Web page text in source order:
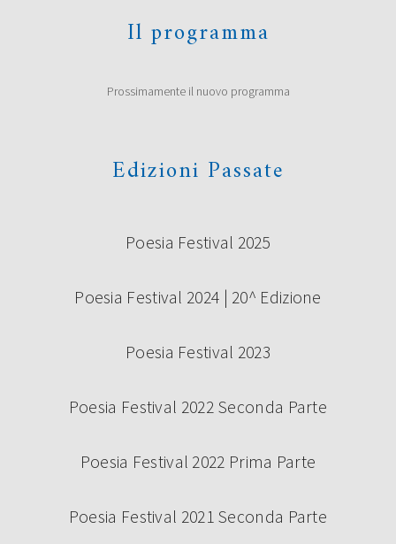
Il programma
Prossimamente il nuovo programma
Edizioni Passate
Poesia Festival 2025
Poesia Festival 2024 | 20^ Edizione
Poesia Festival 2023
Poesia Festival 2022 Seconda Parte
Poesia Festival 2022 Prima Parte
Poesia Festival 2021 Seconda Parte